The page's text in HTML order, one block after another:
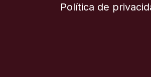
Política de